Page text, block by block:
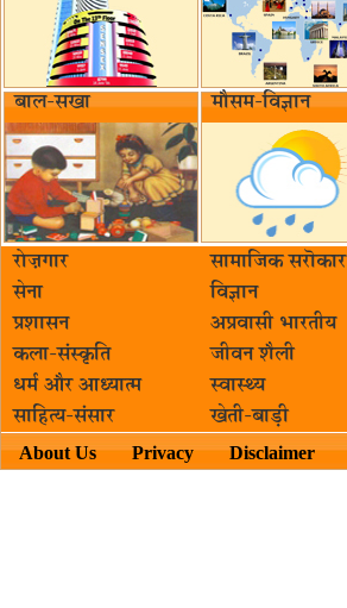
बाल-सखा मौसम-विज्ञान
रोज़गार सामाजिक सरॊकार‌
सेना
विज्ञान
प्रशासन
अप्रवासी भारतीय
कला-संस्कृति
जीवन शैली
धर्म और आध्यात्म
स्वास्थ्य
साहित्य-संसार
खेती-बाड़ी
About Us Privacy Disclaimer